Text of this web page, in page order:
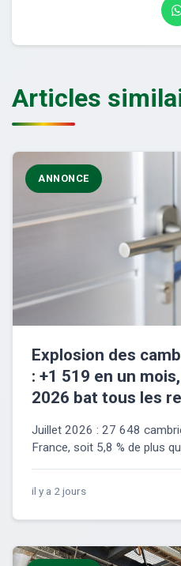
Articles
ANNONCE
Explosion des
: +1 519 en un
2026 bat tous les
Juillet 2026 : 27 648
France, soit 5,8 % de plus
il y a 2 jours